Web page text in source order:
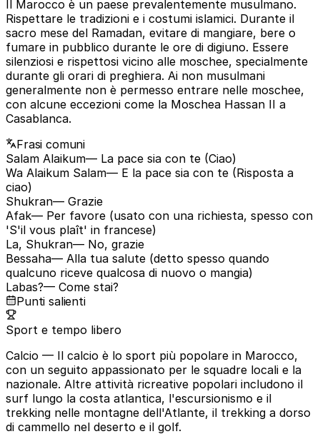
Il Marocco è un paese prevalentemente musulmano.
Rispettare le tradizioni e i costumi islamici. Durante il
sacro mese del Ramadan, evitare di mangiare, bere o
fumare in pubblico durante le ore di digiuno. Essere
silenziosi e rispettosi vicino alle moschee, specialmente
durante gli orari di preghiera. Ai non musulmani
generalmente non è permesso entrare nelle moschee,
con alcune eccezioni come la Moschea Hassan II a
Casablanca.
Frasi comuni
Salam Alaikum— La pace sia con te (Ciao)
Wa Alaikum Salam— E la pace sia con te (Risposta a
ciao)
Shukran— Grazie
Afak— Per favore (usato con una richiesta, spesso con
'S'il vous plaît' in francese)
La, Shukran— No, grazie
Bessaha— Alla tua salute (detto spesso quando
qualcuno riceve qualcosa di nuovo o mangia)
Labas?— Come stai?
Punti salienti
Sport e tempo libero
Calcio — Il calcio è lo sport più popolare in Marocco,
con un seguito appassionato per le squadre locali e la
nazionale. Altre attività ricreative popolari includono il
surf lungo la costa atlantica, l'escursionismo e il
trekking nelle montagne dell'Atlante, il trekking a dorso
di cammello nel deserto e il golf.